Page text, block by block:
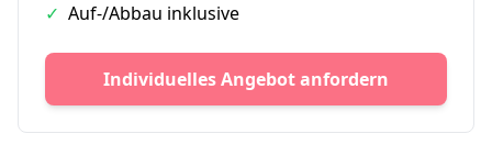
✓ Auf-/Abbau inklusive
Individuelles Angebot anfordern